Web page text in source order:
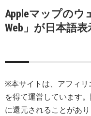
Appleマップのウ
Web」が日本語表
※本サイトは、アフィリ
を得て運営しています
に還元されることがあり